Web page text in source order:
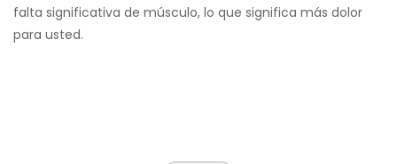
falta significativa de músculo, lo que significa más dolor
para usted.